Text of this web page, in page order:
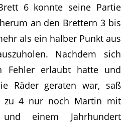
6 konnte seine Partie
an den Brettern 3 bis
als ein halber Punkt aus
Nachdem sich
Fehler erlaubt hatte und
Räder geraten war, saß
zu 4 nur noch Martin mit
einem Jahrhundert